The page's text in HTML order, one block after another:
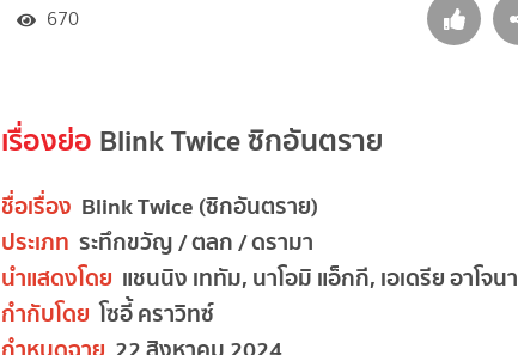
670
เรื่องย่อ Blink Twice ซิกอันตราย
ชื่อเรื่อง Blink Twice (ซิกอันตราย)
ประเภท ระทึกขวัญ / ตลก / ดรามา
นำแสดงโดย แชนนิง เททัม, นาโอมิ แอ็กกี, เอเดรีย อาโจนา
กำกับโดย โซอี้ คราวิทซ์